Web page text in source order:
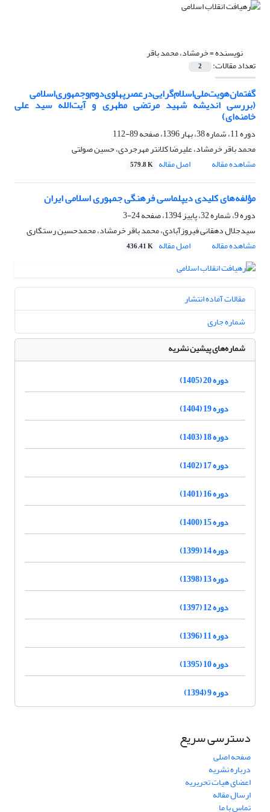
نویسنده =خرمشاد، محمد باقر
تعداد مقالات: 2
گفتمان‌هویت‌ملی‌اسلام‌گرایی‌در‌عصرپهلوی‌دوم‌و‌جمهوری‌اسلامی
(بررسی اندیشه شهید مرتضی مطهری و آیت‌الله سید علی
خامنه‌ای)
دوره 11، شماره 38، بهار 1396، صفحه
89-112
محمد باقر خرمشاد، علیرضا کلانتر مهرجردی، حسین صولتی
مشاهده مقاله
اصل مقاله 579.8 K
مؤلفه‌های کلیدی دیپلماسی فرهنگی جمهوری اسلامی ایران
دوره 9، شماره 32، پاییز 1394، صفحه
24-3
سیدجلال دهقانی فیروزآبادی، محمد باقر خرمشاد، محمدحسین رستگاری
مشاهده مقاله
اصل مقاله 436.41 K
مقالات آماده انتشار
شماره جاری
شماره‌های پیشین نشریه
دوره 20 (1405)
دوره 19 (1404)
دوره 18 (1403)
دوره 17 (1402)
دوره 16 (1401)
دوره 15 (1400)
دوره 14 (1399)
دوره 13 (1398)
دوره 12 (1397)
دوره 11 (1396)
دوره 10 (1395)
دوره 9 (1394)
دسترسی سریع
صفحه اصلی
درباره نشریه
اعضای هیات تحریریه
ارسال مقاله
تماس با ما